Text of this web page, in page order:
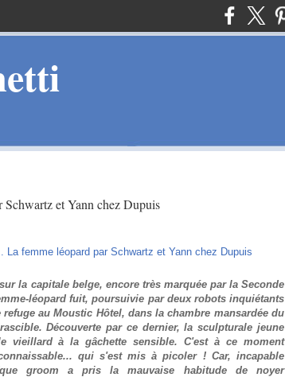
et Yann chez Dupuis
la capitale belge, encore très marquée par la Seconde
léopard fuit, poursuivie par deux robots inquiétants
au Moustic Hôtel, dans la chambre mansardée du
Découverte par ce dernier, la sculpturale jeune
vieillard à la gâchette sensible. C'est à ce moment
qui s'est mis à picoler ! Car, incapable
groom a pris la mauvaise habitude de noyer